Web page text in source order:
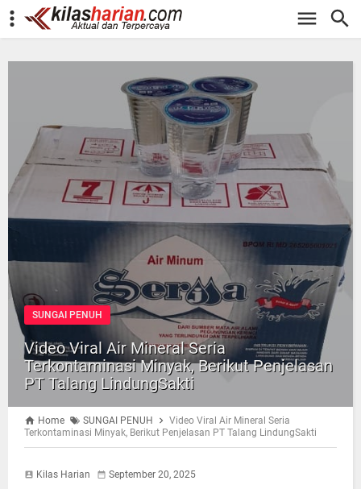
-->
SUNGAI PENUH
Video Viral Air Mineral Seria
Terkontaminasi Minyak, Berikut Penjelasan
PT Talang LindungSakti
Home SUNGAI PENUH
Video Viral Air Mineral Seria
Terkontaminasi Minyak, Berikut Penjelasan PT Talang LindungSakti
Kilas Harian September 20, 2025